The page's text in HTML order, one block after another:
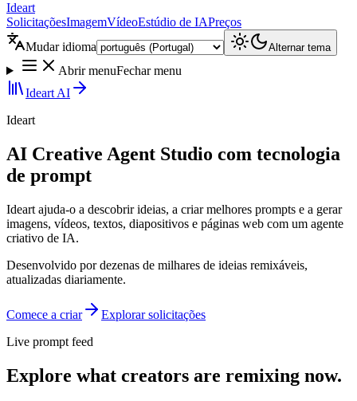
Ideart
SolicitaçõesImagemVídeoEstúdio de IAPreços
Mudar idioma
Alternar tema
Abrir menuFechar menu
Ideart AI
Ideart
AI Creative Agent Studio com tecnologia
de prompt
Ideart ajuda-o a descobrir ideias, a criar melhores prompts e a gerar
imagens, vídeos, textos, diapositivos e páginas web com um agente
criativo de IA.
Desenvolvido por dezenas de milhares de ideias remixáveis,
atualizadas diariamente.
Comece a criar
Explorar solicitações
Live prompt feed
Explore what creators are remixing now.